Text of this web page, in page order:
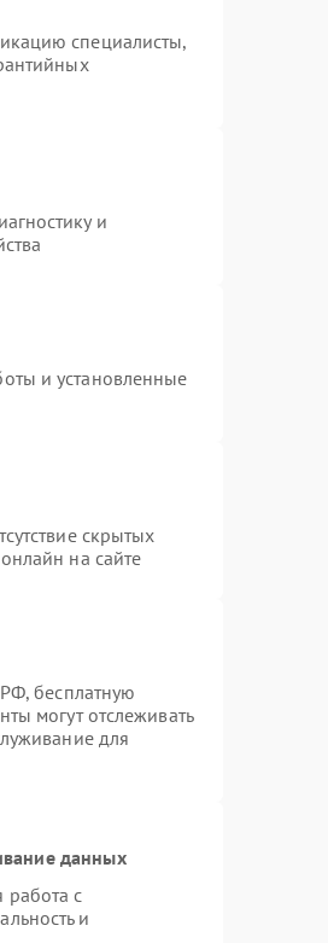
специалисты,
и
и установленные
скрытых
на сайте
бесплатную
могут отслеживать
для
данных
работа с
и